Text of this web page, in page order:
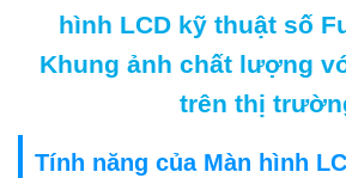
hình LCD kỹ thuật số
Khung ảnh chất lượng
trên thị
Tính năng của Màn hình